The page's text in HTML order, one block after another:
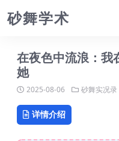
砂舞学术
在夜色中流浪：我
她
2025-08-06 砂舞实况录
详情介绍